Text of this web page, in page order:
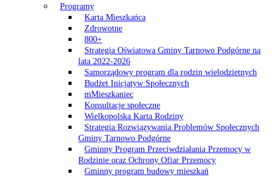
Programy
Karta Mieszkańca
Zdrowotne
800+
Strategia Oświatowa Gminy Tarnowo Podgórne na
lata 2022-2026
Samorządowy program dla rodzin wielodzietnych
Budżet Inicjatyw Społecznych
mMieszkaniec
Konsultacje społeczne
Wielkopolska Karta Rodziny
Strategia Rozwiązywania Problemów Społecznych
Gminy Tarnowo Podgórne
Gminny Program Przeciwdziałania Przemocy w
Rodzinie oraz Ochrony Ofiar Przemocy
Gminny program budowy mieszkań